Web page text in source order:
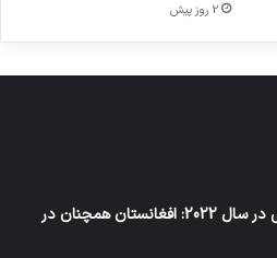
2 روز پیش
انتشار شاخص تروریسم جهانی در سال 2022: افغانستان همچنان در